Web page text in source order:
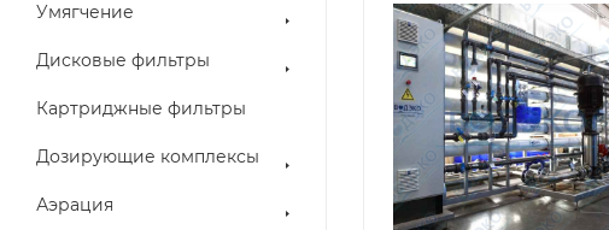
Умягчение
Дисковые фильтры
Картриджные фильтры
Дозирующие комплексы
Аэрация